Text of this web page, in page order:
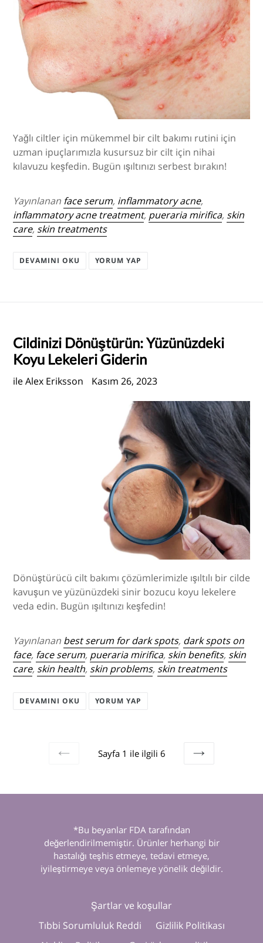
Yağlı ciltler için mükemmel bir cilt bakımı rutini için
uzman ipuçlarımızla kusursuz bir cilt için nihai
kılavuzu keşfedin. Bugün ışıltınızı serbest bırakın!
Yayınlanan face serum, inflammatory acne,
inflammatory acne treatment, pueraria mirifica, skin
care, skin treatments
DEVAMINI OKU YORUM YAP
Cildinizi Dönüştürün: Yüzünüzdeki
Koyu Lekeleri Giderin
ile Alex Eriksson Kasım 26, 2023
Dönüştürücü cilt bakımı çözümlerimizle ışıltılı bir cilde
kavuşun ve yüzünüzdeki sinir bozucu koyu lekelere
veda edin. Bugün ışıltınızı keşfedin!
Yayınlanan best serum for dark spots, dark spots on
face, face serum, pueraria mirifica, skin benefits, skin
care, skin health, skin problems, skin treatments
DEVAMINI OKU YORUM YAP
Sayfa 1 ile ilgili 6
*Bu beyanlar FDA tarafından
değerlendirilmemiştir. Ürünler herhangi bir
hastalığı teşhis etmeye, tedavi etmeye,
iyileştirmeye veya önlemeye yönelik değildir.
Şartlar ve koşullar
Tıbbi Sorumluluk Reddi
Gizlilik Politikası